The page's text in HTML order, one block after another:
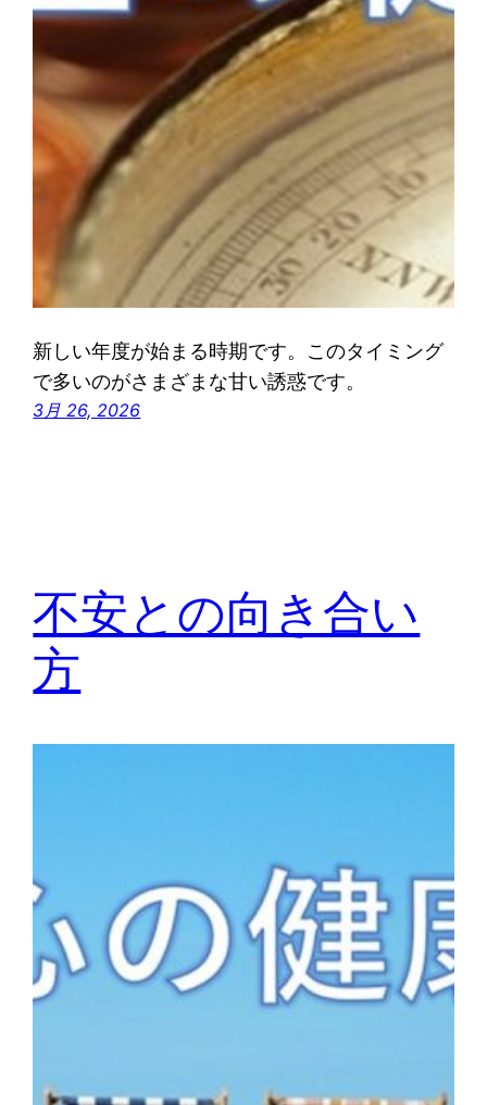
新しい年度が始まる時期です。このタイミング
で多いのがさまざまな甘い誘惑です。
3月 26, 2026
不安との向き合い
方